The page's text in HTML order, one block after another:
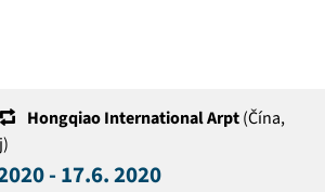
Hongqiao International Arpt(Čína,
- 17.6. 2020